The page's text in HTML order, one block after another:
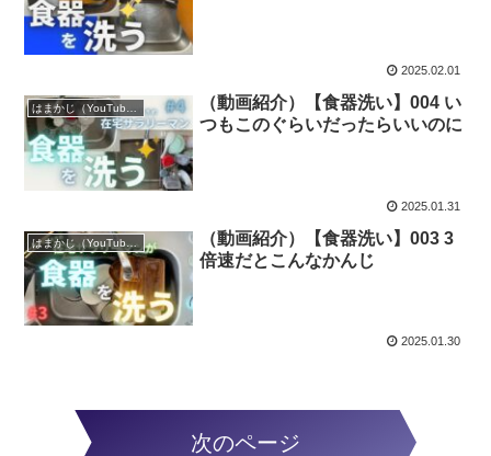
2025.02.01
（動画紹介）【食器洗い】004 い
つもこのぐらいだったらいいのに
2025.01.31
はまかじ（YouTube）
（動画紹介）【食器洗い】003 3
倍速だとこんなかんじ
2025.01.30
次のページ